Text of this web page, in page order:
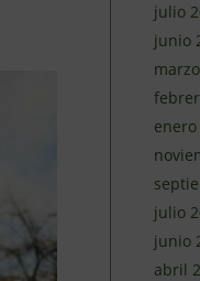
julio
junio
enero
julio
junio
abril